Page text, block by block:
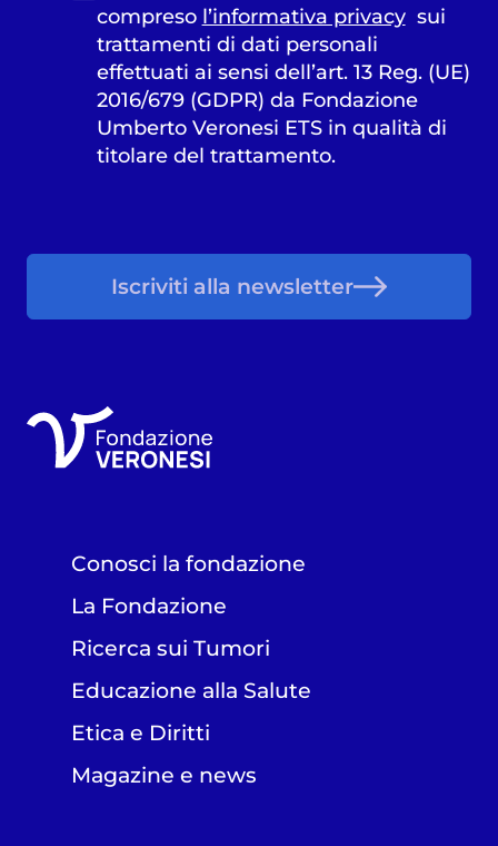
compreso l’informativa privacysui
trattamenti di dati personali
effettuati ai sensi dell’art. 13 Reg. (UE)
2016/679 (GDPR) da Fondazione
Umberto Veronesi ETS in qualità di
titolare del trattamento.
Iscriviti alla newsletter
Conosci la fondazione
La Fondazione
Ricerca sui Tumori
Educazione alla Salute
Etica e Diritti
Magazine e news